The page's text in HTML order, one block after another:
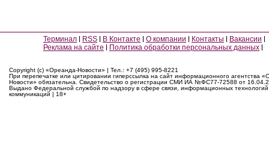
Терминал RSS В Контакте О компании Контакты
Вакансии
Реклама на сайте
Политика обработки персональных данных
Copyright (c) «Ореанда-Новости» | Тел.: +7 (495) 995-8221
При перепечатке или цитировании гиперссылка на сайт информационного агентства
Новости» обязательна. Свидетельство о регистрации СМИ ИА №ФС77-72588 от
Выдано Федеральной службой по надзору в сфере связи, информационных
коммуникаций | 18+